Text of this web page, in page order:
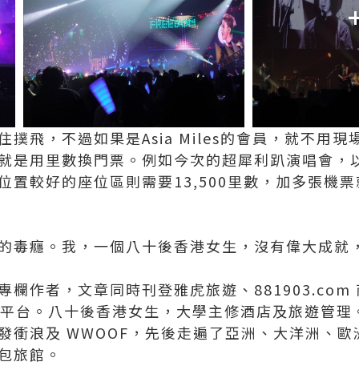
撲飛，不過如果是Asia Miles的會員，就不用現
是用里數換門票。例如今次的超犀利趴演唱會，
置較好的座位區則需要13,500里數，加多張機
毒癮。我，一個八十後香港女生，沒有偉大成就
欄作者，文章同時刊登雅虎旅遊、881903.com
。八十後香港女生，大學主修酒店及旅遊管理
衝浪及 WWOOF，先後走遍了亞洲、大洋洲、歐
旅館。